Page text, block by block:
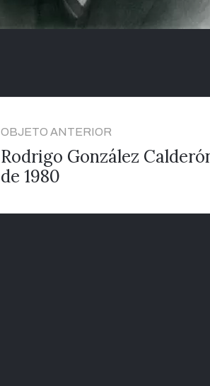
OBJETO ANTERIOR
Rodrigo González
de 1980